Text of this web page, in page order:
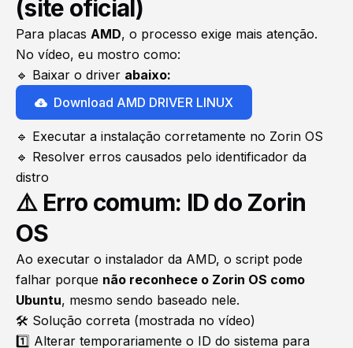
(site oficial)
Para placas AMD, o processo exige mais atenção.
No vídeo, eu mostro como:
🔹 Baixar o driver abaixo:
Download AMD DRIVER LINUX
🔹 Executar a instalação corretamente no Zorin OS
🔹 Resolver erros causados pelo identificador da
distro
⚠️ Erro comum: ID do Zorin
OS
Ao executar o instalador da AMD, o script pode
falhar porque não reconhece o Zorin OS como
Ubuntu, mesmo sendo baseado nele.
🛠️ Solução correta (mostrada no vídeo)
1️⃣ Alterar temporariamente o ID do sistema para